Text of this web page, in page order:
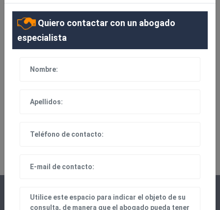
zona y sin intermediarios.
Quiero contactar con un abogado
especialista